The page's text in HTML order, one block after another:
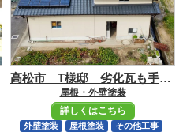
高松市 T様邸 劣化瓦も手塗りで元通り
屋根・外壁塗装
詳しくはこちら
外壁塗装 屋根塗装 その他工事